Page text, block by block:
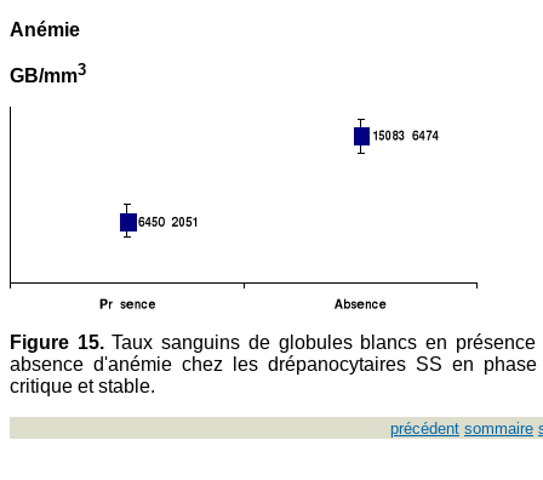
Anémie
GB/mm3
Figure 15.Taux sanguins de globules blancs en présence
absence d'anémie chez les drépanocytaires SS en phase
critique et stable.
précédent sommaire